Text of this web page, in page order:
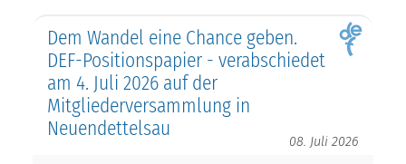
Dem Wandel eine Chance geben.
DEF-Positionspapier - verabschiedet
am 4. Juli 2026 auf der
Mitgliederversammlung in
Neuendettelsau
08. Juli 2026